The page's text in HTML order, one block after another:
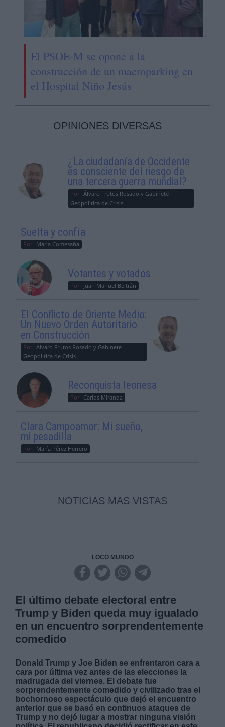
El PSOE-M se opone a la
construcción de un macroparking en
el Hospital Niño Jesús
OPINIONES DIVERSAS
¿La ciudadanía de Occidente
es consciente del riesgo de
una tercera guerra mundial?
Por Álvaro Frutos Rosado y Gabinete
Geopolítica de Crisis
Suelta y confía
Por María Comesaña
Votantes y votados
Por Juan Manuel Beltrán
El Conflicto de Oriente Medio:
Un Nuevo Orden Autoritario
en Construcción
Por Álvaro Frutos Rosado y Gabinete
Geopolítica de Crisis
Reconquista leonesa
Por Carlos Miranda
Clara Campoamor: Mi sueño,
mi pesadilla
Por María Pérez Herrero
NOTICIAS MAS VISTAS
LOCO MUNDO
El último debate electoral entre
Trump y Biden queda muy igualado
en un encuentro sorprendentemente
comedido
Donald Trump y Joe Biden se enfrentaron cara a
cara por última vez antes de las elecciones la
madrugada del viernes. El debate fue
sorprendentemente comedido y civilizado tras el
bochornoso espectáculo que dejó el encuentro
anterior que se basó en continuos ataques de
Trump y no dejó lugar a mostrar ninguna visión